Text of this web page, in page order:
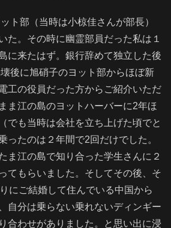
ト部（当時は小椋佳さんが部長）
た。その時に幽霊部員だった私は１
に来たはず。銀行辞めて独立した後
後に旭硝子のヨット部からほぼ新
工の役員だった方からご紹介いただ
ま江の島のヨットハーバーに2年ほ
でも当時は会社を立ち上げた頃でと
ったのは２年間で2回だけでした。
ま江の島で知り合った学生さんに２
てもらいました。そしてその後、そ
にご結婚して住んでいる中国から
自分は乗らない乗れないディンギー
合わせがありました。と思い出に浸